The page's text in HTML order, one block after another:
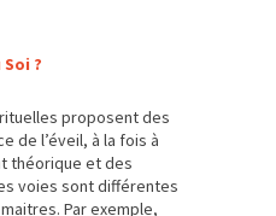
?
proposent des
de l’éveil, à la fois à
théorique et des
voies sont différentes
Par exemple,